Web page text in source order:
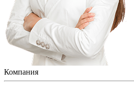
Компания